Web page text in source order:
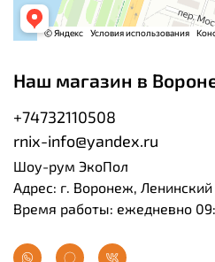
Наш магазин в
+74732110508
rnix-info@yandex.ru
Шоу-рум ЭкоПол
Адрес: г. Воронеж,
Время работы: ежедневно